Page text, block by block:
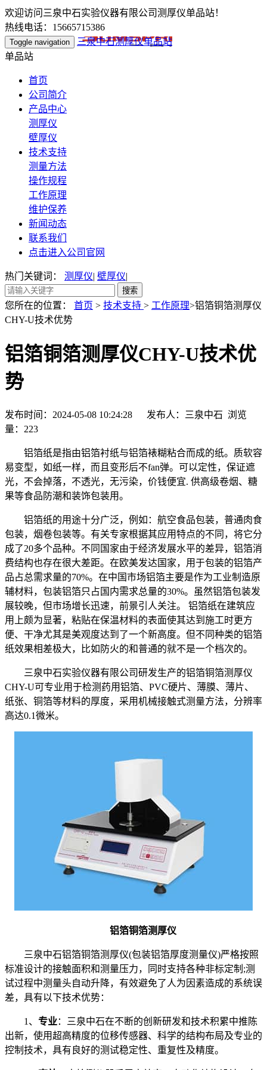
欢迎访问三泉中石实验仪器有限公司测厚仪单品站！
热线电话：15665715386
Toggle navigation
三泉中石测厚仪单品站
单品站
首页
公司简介
产品中心
测厚仪
壁厚仪
技术支持
测量方法
操作规程
工作原理
维护保养
新闻动态
联系我们
点击进入公司官网
热门关键词： 测厚仪| 壁厚仪|
您所在的位置： 首页 > 技术支持 > 工作原理>铝箔铜箔测厚仪
CHY-U技术优势
铝箔铜箔测厚仪CHY-U技术优
势
发布时间：2024-05-08 10:24:28 发布人：三泉中石 浏览
量： 223
铝箔纸是指由铝箔衬纸与铝箔裱糊粘合而成的纸。质软容
易变型，如纸一样，而且变形后不fan弹。可以定性，保证遮
光，不会掉落，不透光，无污染，价钱便宜. 供高级卷烟、糖
果等食品防潮和装饰包装用。
铝箔纸的用途十分广泛，例如：航空食品包装，普通肉食
包装，烟卷包装等。有关专家根据其应用特点的不同，将它分
成了20多个品种。不同国家由于经济发展水平的差异，铝箔消
费结构也存在很大差距。在欧美发达国家，用于包装的铝箔产
品占总需求量的70%。在中国市场铝箔主要是作为工业制造原
辅材料，包装铝箔只占国内需求总量的30%。虽然铝箔包装发
展较晚，但市场增长迅速，前景引人关注。 铝箔纸在建筑应
用上颇为显著，粘贴在保温材料的表面使其达到施工时更方
便、干净尤其是美观度达到了一个新高度。但不同种类的铝箔
纸效果相差极大，比如防火的和普通的就不是一个档次的。
三泉中石实验仪器有限公司研发生产的铝箔铜箔测厚仪
CHY-U可专业用于检测药用铝箔、PVC硬片、薄膜、薄片、
纸张、铜箔等材料的厚度，采用机械接触式测量方法，分辨率
高达0.1微米。
铝箔铜箔测厚仪
三泉中石铝箔铜箔测厚仪(包装铝箔厚度测量仪)严格按照
标准设计的接触面积和测量压力，同时支持各种非标定制;测
试过程中测量头自动升降，有效避免了人为因素造成的系统误
差，具有以下技术优势：
1、 专业：三泉中石在不断的创新研发和技术积累中推陈
出新，使用超高精度的位移传感器、科学的结构布局及专业的
控制技术，具有良好的测试稳定性、重复性及精度。